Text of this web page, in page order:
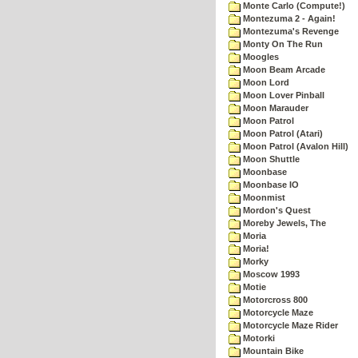
Monte Carlo (Compute!)
Montezuma 2 - Again!
Montezuma's Revenge
Monty On The Run
Moogles
Moon Beam Arcade
Moon Lord
Moon Lover Pinball
Moon Marauder
Moon Patrol
Moon Patrol (Atari)
Moon Patrol (Avalon Hill)
Moon Shuttle
Moonbase
Moonbase IO
Moonmist
Mordon's Quest
Moreby Jewels, The
Moria
Moria!
Morky
Moscow 1993
Motie
Motorcross 800
Motorcycle Maze
Motorcycle Maze Rider
Motorki
Mountain Bike